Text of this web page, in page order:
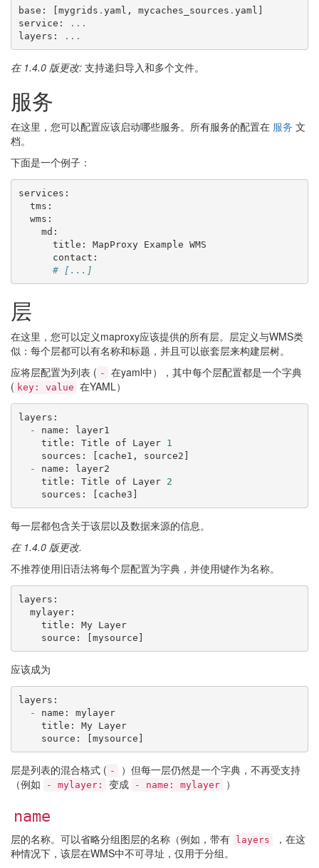
base : [mygrids . yaml , mycaches_sources . yaml ]
service :
...
layers : ...
在 1.4.0 版更改: 支持递归导入和多个文件。
服务
在这里，您可以配置应该启动哪些服务。所有服务的配置在 服务 文
档。
下面是一个例子：
services :
tms :
wms :
md :
title : MapProxy Example WMS
contact :
# [...]
层
在这里，您可以定义maproxy应该提供的所有层。层定义与WMS类
似：每个层都可以有名称和标题，并且可以嵌套层来构建层树。
应将层配置为列表 ( -
在yaml中），其中每个层配置都是一个字典
( key: value 在YAML）
layers :
-
name :
layer1
title : Title of Layer
1
sources : [ cache1 , source2 ]
-
name :
layer2
title : Title of Layer
2
sources : [ cache3 ]
每一层都包含关于该层以及数据来源的信息。
在 1.4.0 版更改.
不推荐使用旧语法将每个层配置为字典，并使用键作为名称。
layers :
mylayer:
title : My
Layer
source : [mysource ]
应该成为
layers :
-
name :
mylayer
title : My
Layer
source : [mysource ]
层是列表的混合格式 ( -
）但每一层仍然是一个字典，不再受支持
（例如
- mylayer: 变成 - name: mylayer ）
name
层的名称。可以省略分组图层的名称（例如，带有 layers
，在这
种情况下，该层在WMS中不可寻址，仅用于分组。